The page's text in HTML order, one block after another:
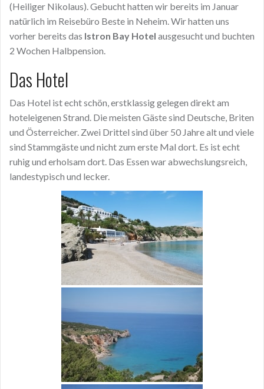
(Heiliger Nikolaus). Gebucht hatten wir bereits im Januar
natürlich im Reisebüro Beste in Neheim. Wir hatten uns
vorher bereits das Istron Bay Hotel ausgesucht und buchten
2 Wochen Halbpension.
Das Hotel
Das Hotel ist echt schön, erstklassig gelegen direkt am
hoteleigenen Strand. Die meisten Gäste sind Deutsche, Briten
und Österreicher. Zwei Drittel sind über 50 Jahre alt und viele
sind Stammgäste und nicht zum erste Mal dort. Es ist echt
ruhig und erholsam dort. Das Essen war abwechslungsreich,
landestypisch und lecker.